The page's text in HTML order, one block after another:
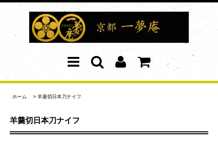
ホーム > 羊羹切日本刀ナイフ
羊羹切日本刀ナイフ